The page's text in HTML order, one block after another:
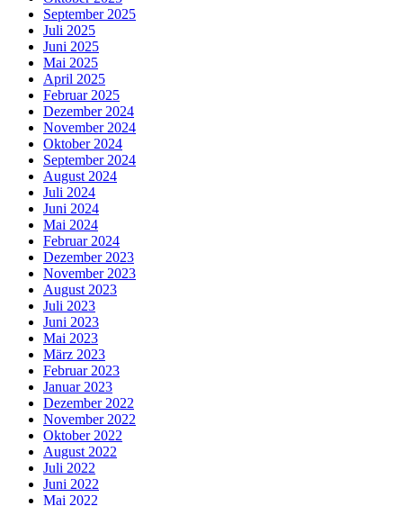
September 2025
Juli 2025
Juni 2025
Mai 2025
April 2025
Februar 2025
Dezember 2024
November 2024
Oktober 2024
September 2024
August 2024
Juli 2024
Juni 2024
Mai 2024
Februar 2024
Dezember 2023
November 2023
August 2023
Juli 2023
Juni 2023
Mai 2023
März 2023
Februar 2023
Januar 2023
Dezember 2022
November 2022
Oktober 2022
August 2022
Juli 2022
Juni 2022
Mai 2022